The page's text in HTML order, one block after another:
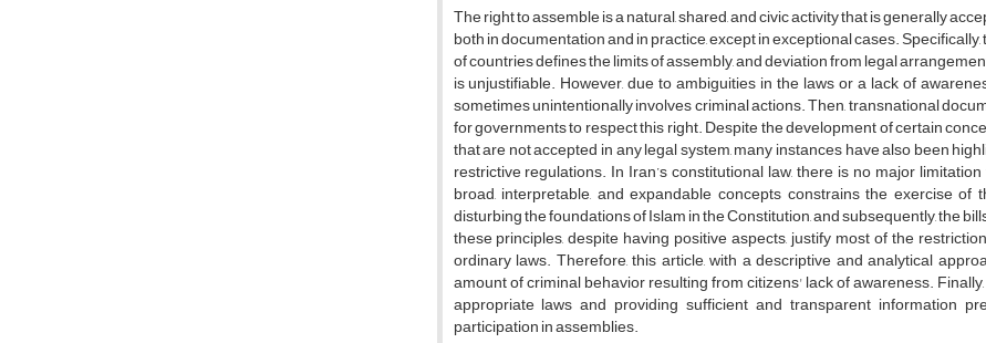
The right to assemble is a natural, shared, and civic activity that is generally
both in documentation and in practice, except in exceptional cases. Specifically,
of countries defines the limits of assembly, and deviation from legal
is unjustifiable. However, due to ambiguities in the laws or a lack of
sometimes unintentionally involves criminal actions. Then, transnational
for governments to respect this right. Despite the development of certain
that are not accepted in any legal system, many instances have also been
restrictive regulations. In Iran’s constitutional law, there is no major
broad, interpretable, and expandable concepts constrains the exercise
disturbing the foundations of Islam in the Constitution, and subsequently, the
these principles, despite having positive aspects, justify most of the
ordinary laws. Therefore, this article, with a descriptive and analytical
amount of criminal behavior resulting from citizens' lack of awareness.
appropriate laws and providing sufficient and transparent information
participation in assemblies.